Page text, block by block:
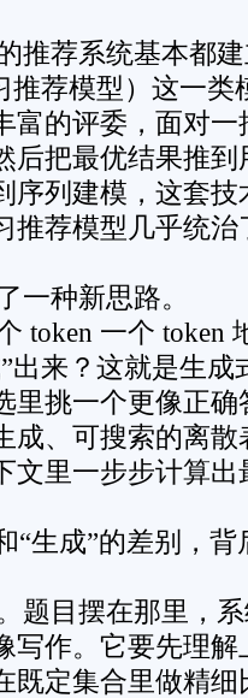
推荐系统基本都
推荐模型）这一类
富的评委，面对
后把最优结果推
序列建模，这套
推荐模型几乎统
一种新思路。
token 一个 token
出来？这就是生成
里挑一个更像正
成、可搜索的离
文里一步步计算
“生成”的差别，
题目摆在那里，
写作。它要先理
既定集合里做精